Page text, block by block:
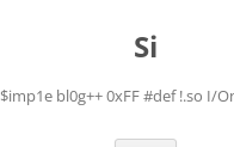
Si
$imp1e bl0g++ 0xFF #def !.so I/